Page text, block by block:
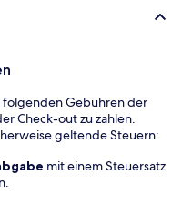
Gebühren der
Check-out zu zahlen.
geltende Steuern:
mit einem Steuersatz